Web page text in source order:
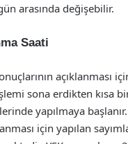
arasında değişebilir.
Saati
açıklanması
sona erdikten kısa
yapılmaya
için yapılan